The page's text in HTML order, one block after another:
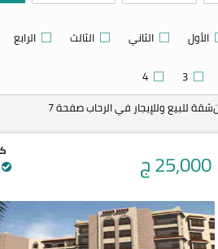
الأول الثاني الثالث الرابع
3
4
شقة للبيع وللإيجار في الرحاب صفحة 7
25,000ج